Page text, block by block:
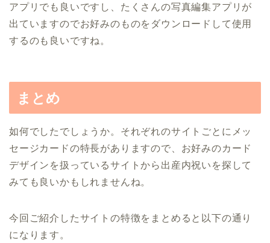
アプリでも良いですし、たくさんの写真編集アプリが
出ていますのでお好みのものをダウンロードして使用
するのも良いですね。
まとめ
如何でしたでしょうか。それぞれのサイトごとにメッ
セージカードの特長がありますので、お好みのカード
デザインを扱っているサイトから出産内祝いを探して
みても良いかもしれませんね。
今回ご紹介したサイトの特徴をまとめると以下の通り
になります。